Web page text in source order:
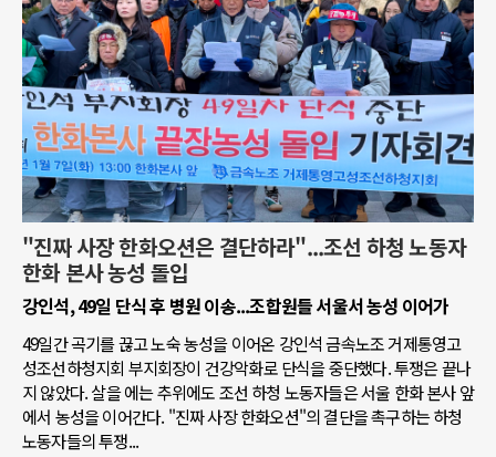
"진짜 사장 한화오션은 결단하라"...조선 하청 노동자
한화 본사 농성 돌입
강인석, 49일 단식 후 병원 이송...조합원들 서울서 농성 이어가
49일간 곡기를 끊고 노숙 농성을 이어온 강인석 금속노조 거제통영고
성조선하청지회 부지회장이 건강악화로 단식을 중단했다. 투쟁은 끝나
지 않았다. 살을 에는 추위에도 조선 하청 노동자들은 서울 한화 본사 앞
에서 농성을 이어간다. "진짜 사장 한화오션"의 결단을 촉구하는 하청
노동자들의 투쟁...